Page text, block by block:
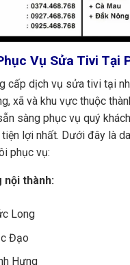
Vụ Sửa Tivi Tại
cấp dịch vụ sửa tivi tại
xã và khu vực thuộc
sàng phục vụ quý
tiện lợi nhất. Dưới đây là
phục vụ:
nội thành:
Long
Đạo
Hưng